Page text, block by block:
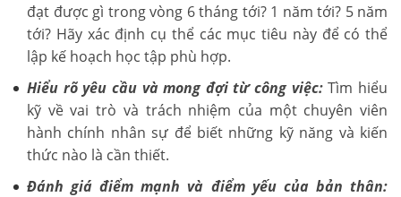
đạt được gì trong vòng 6 tháng tới? 1 năm tới? 5 năm
tới? Hãy xác định cụ thể các mục tiêu này để có thể
lập kế hoạch học tập phù hợp.
Hiểu rõ yêu cầu và mong đợi từ công việc:Tìm hiểu
kỹ về vai trò và trách nhiệm của một chuyên viên
hành chính nhân sự để biết những kỹ năng và kiến
thức nào là cần thiết.
Đánh giá điểm mạnh và điểm yếu của bản thân: